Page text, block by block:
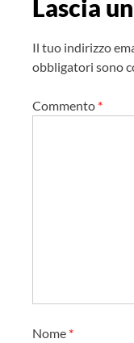
z
i
o
e
Lascia
Il tuo indirizzo
obbligatori sono
Commento *
Nome *